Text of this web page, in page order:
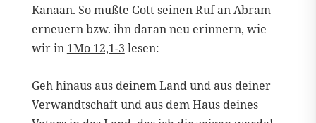
Kanaan. So mußte Gott seinen Ruf an Abram
erneuern bzw. ihn daran neu erinnern, wie
wir in 1Mo 12,1-3 lesen:
Geh hinaus aus deinem Land und aus deiner
Verwandtschaft und aus dem Haus deines